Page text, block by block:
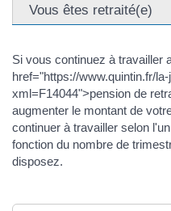
Vous êtes retraité(e)
Si vous continuez à travailler
href="https://www.quintin.fr/
xml=F14044">pension de
augmenter le montant de
continuer à travailler selon
fonction du nombre de
disposez.